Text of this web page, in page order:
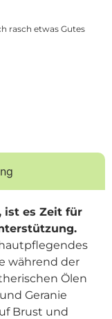
rasch etwas Gutes
ist es Zeit für
während der
Ölen
Geranie
Brust und